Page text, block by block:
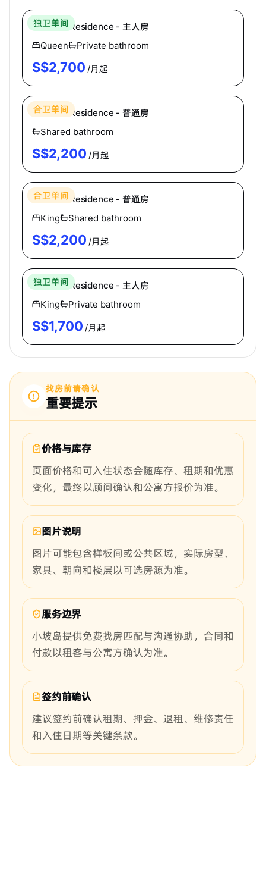
独卫单间
Oleanas Residence - 主人房
Queen
Private bathroom
S$2,700 /月起
合卫单间
Oleanas Residence - 普通房
Shared bathroom
S$2,200 /月起
合卫单间
Oleanas Residence - 普通房
King
Shared bathroom
S$2,200 /月起
独卫单间
Oleanas Residence - 主人房
King
Private bathroom
S$1,700 /月起
找房前请确认
重要提示
价格与库存
页面价格和可入住状态会随库存、租期和优惠
变化，最终以顾问确认和公寓方报价为准。
图片说明
图片可能包含样板间或公共区域，实际房型、
家具、朝向和楼层以可选房源为准。
服务边界
小坡岛提供免费找房匹配与沟通协助，合同和
付款以租客与公寓方确认为准。
签约前确认
建议签约前确认租期、押金、退租、维修责任
和入住日期等关键条款。